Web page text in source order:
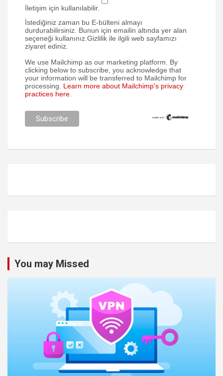
İletişim için kullanılabilir.
İstediğiniz zaman bu E-bülteni almayı
durdurabilirsiniz. Bunun için emailin altında yer alan
seçeneği kullanınız.Gizlilik ile ilgili web sayfamızı
ziyaret ediniz.
We use Mailchimp as our marketing platform. By
clicking below to subscribe, you acknowledge that
your information will be transferred to Mailchimp for
processing. Learn more about Mailchimp's privacy
practices here.
You may Missed